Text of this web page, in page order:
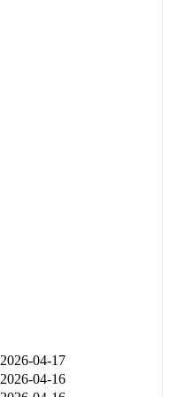
2026-04-17
2026-04-16